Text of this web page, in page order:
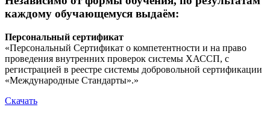
каждому обучающемуся выдаём:
Персональный сертификат
«Персональный Сертификат о компетентности и на право
проведения внутренних проверок системы ХАССП, с
регистрацией в реестре системы добровольной сертификации
«Международные Стандарты».»
Скачать